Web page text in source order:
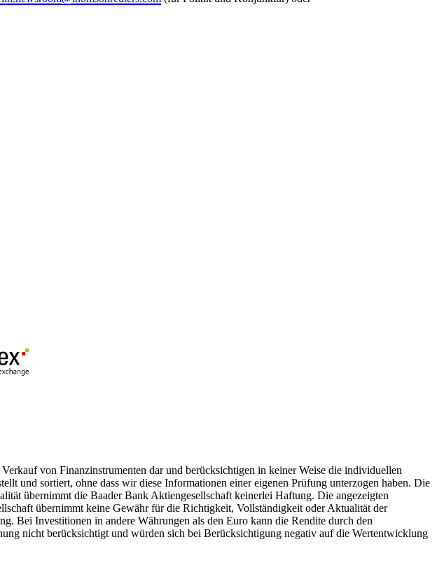
von Finanzinstrumenten dar und berücksichtigen in keiner Weise die individuellen
und sortiert, ohne dass wir diese Informationen einer eigenen Prüfung unterzogen haben. Die
übernimmt die Baader Bank Aktiengesellschaft keinerlei Haftung. Die angezeigten
übernimmt keine Gewähr für die Richtigkeit, Vollständigkeit oder Aktualität der
Bei Investitionen in andere Währungen als den Euro kann die Rendite durch den
nicht berücksichtigt und würden sich bei Berücksichtigung negativ auf die Wertentwicklung